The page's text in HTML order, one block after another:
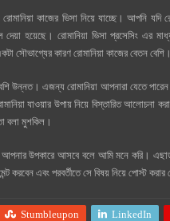
কাজের ভিসা নিয়ে যাচ্ছে। আপনি যদি
হয়েছে। রোমানিয়া ভিসা প্রসেসিং এর
সৌভাগ্যের কারণ রোমানিয়া কাজের বেতন বেশি।
উন্নত। এজন্য রোমানিয়া আপনারা যেতে
যাওয়ার উপায় নিয়ে বিস্তারিত আলোচনা
বলা মুশকিল।
উপকারে আসবে বলে আমি মনে করি। এছাড়া
করবেন এবং পরবর্তীতে সে বিষয় নিয়ে পোস্ট করার
Stumbleupon LinkedIn